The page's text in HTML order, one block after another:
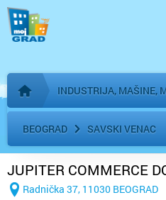
Početna stranica
INDUSTRIJA, MAŠINE,
BEOGRAD SAVSKI VENAC
JUPITER COMMERCE
Radnička 37, 11030 BEOGRAD